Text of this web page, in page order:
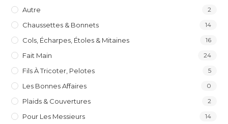
Autre 2
Chaussettes & Bonnets 14
Cols, Écharpes, Étoles & Mitaines 16
Fait Main 24
Fils À Tricoter, Pelotes 5
Les Bonnes Affaires 0
Plaids & Couvertures 2
Pour Les Messieurs 14